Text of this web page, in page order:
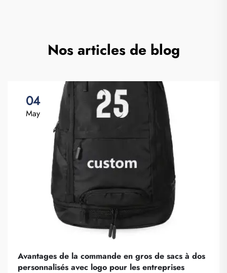
Nos articles de blog
04
May
Avantages de la commande en gros de sacs à dos
personnalisés avec logo pour les entreprises